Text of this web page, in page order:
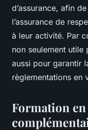
d’assurance, afin
l’assurance de
à leur activité. Par
non seulement
aussi pour garantir
règlementations en
Formation